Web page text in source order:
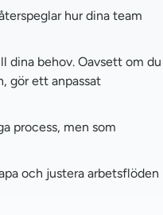
hur dina team
dina behov. Oavsett om du
gör ett anpassat
process, men som
och justera arbetsflöden